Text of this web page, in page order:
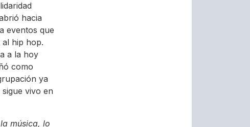
hacia
eventos que
hip hop.
a la hoy
como
ya
vivo en
música, lo